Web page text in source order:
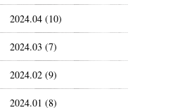
2024.04 (10)
2024.03 (7)
2024.02 (9)
2024.01 (8)